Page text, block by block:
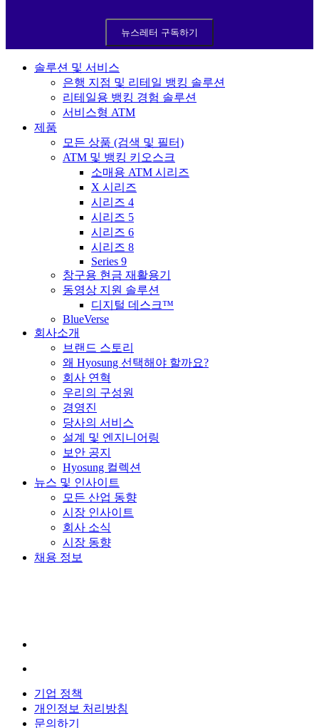
뉴스레터 구독하기
솔루션 및 서비스
은행 지점 및 리테일 뱅킹 솔루션
리테일용 뱅킹 경험 솔루션
서비스형 ATM
제품
모든 상품 (검색 및 필터)
ATM 및 뱅킹 키오스크
소매용 ATM 시리즈
X 시리즈
시리즈 4
시리즈 5
시리즈 6
시리즈 8
Series 9
창구용 현금 재활용기
동영상 지원 솔루션
디지털 데스크™
BlueVerse
회사소개
브랜드 스토리
왜 Hyosung 선택해야 할까요?
회사 연혁
우리의 구성원
경영진
당사의 서비스
설계 및 엔지니어링
보안 공지
Hyosung 컬렉션
뉴스 및 인사이트
모든 산업 동향
시장 인사이트
회사 소식
시장 동향
채용 정보
니
다.
창
에
기업 정책
개인정보 처리방침
문의하기